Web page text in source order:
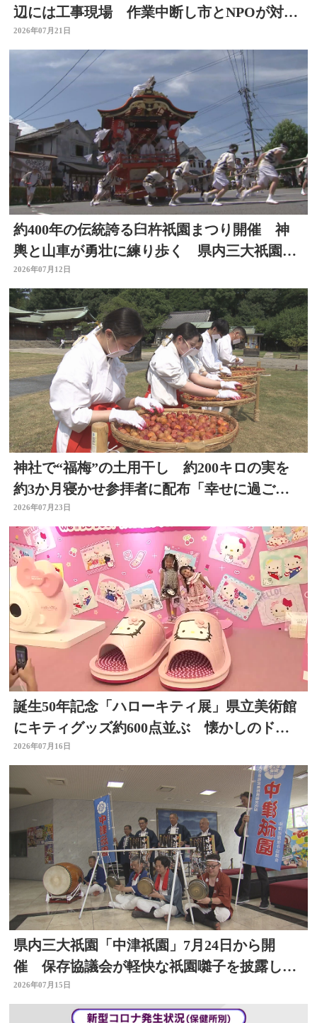
辺には工事現場 作業中断し市とNPOが対応
を協議 大分
2026年07月21日
約400年の伝統誇る臼杵祇園まつり開催 神
輿と山車が勇壮に練り歩く 県内三大祇園の
１つ 大分
2026年07月12日
神社で“福梅”の土用干し 約200キロの実を
約3か月寝かせ参拝者に配布「幸せに過ごせ
るように」大分
2026年07月23日
誕生50年記念「ハローキティ展」県立美術館
にキティグッズ約600点並ぶ 懐かしのドラ
イヤーなど 大分
2026年07月16日
県内三大祇園「中津祇園」7月24日から開
催 保存協議会が軽快な祇園囃子を披露し祭
りをPR 大分
2026年07月15日